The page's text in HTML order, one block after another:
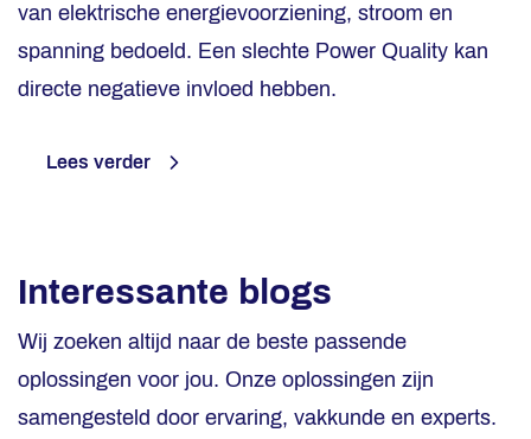
van elektrische energievoorziening, stroom en
spanning bedoeld. Een slechte Power Quality kan
directe negatieve invloed hebben.
Lees verder
Interessante blogs
Wij zoeken altijd naar de beste passende
oplossingen voor jou. Onze oplossingen zijn
samengesteld door ervaring, vakkunde en experts.